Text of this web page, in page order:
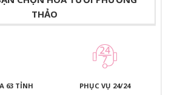
THẢO
63 TỈNH
PHỤC VỤ 24/24